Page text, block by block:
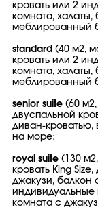
кровать или 2
комната,
меблированный
standard (40 м2,
кровать или 2
комната,
меблированный
senior suite (60
двуспальной
диван-кроватью,
на море;
royal suite (130
кровать King
джакузи, балкон
индивидуальные
комната с